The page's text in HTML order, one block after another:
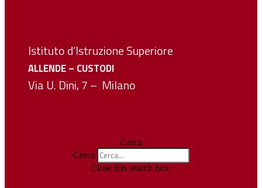
Istituto d’Istruzione Superiore
ALLENDE – CUSTODI
Via U. Dini, 7 – Milano
Cerca
Cerca
Close this search box.